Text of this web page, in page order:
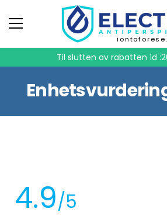
Til slutten av rabatten 1d
4.9/5